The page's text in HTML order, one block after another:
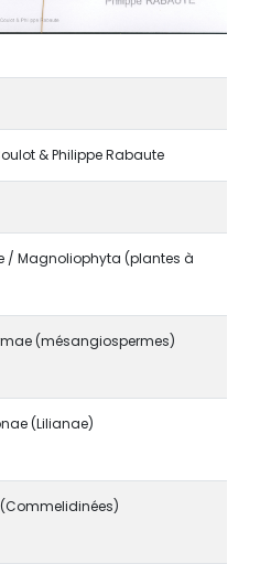
& Philippe Rabaute
/ Magnoliophyta (plantes à
(mésangiospermes)
(Lilianae)